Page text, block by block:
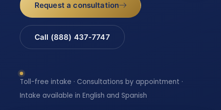
Request a consultation
Call (888) 437-7747
Toll-free intake · Consultations by appointment ·
Intake available in English and Spanish